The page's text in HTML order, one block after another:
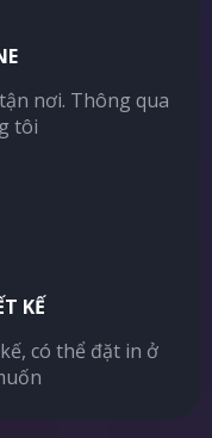
nơi. Thông qua
tôi
KẾ
có thể đặt in ở